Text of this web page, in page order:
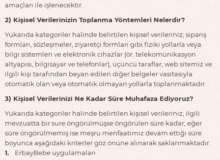
amaçları ile işlenecektir.
2) Kişisel Verilerinizin Toplanma Yöntemleri Nelerdir?
Yukarıda kategoriler halinde belirtilen kişisel verileriniz; sipariş
formları, sözleşmeler, ziyaretçi formları gibi fiziki yollarla veya
bilgi sistemleri ve elektronik cihazlar (ör. telekomünikasyon
altyapısı, bilgisayar ve telefonlar), üçüncü taraflar, web sitemiz ve
ilgili kişi tarafından beyan edilen diğer belgeler vasıtasıyla
otomatik olan veya otomatik olmayan yollarla toplanmaktadır.
3) Kişisel Verilerinizi Ne Kadar Süre Muhafaza Ediyoruz?
Yukarıda kategoriler halinde belirtilen kişisel verileriniz, ilgili
mevzuatta bir sure öngörülmüşse öngörülen süre kadar; eğer
süre öngörülmemiş ise meşru menfaatimiz devam ettiği süre
boyunca aşağıdaki kriterler göz önüne alınarak saklanmaktadır.
1. ErbayBebe uygulamaları